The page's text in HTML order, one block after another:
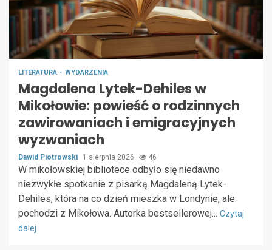
LITERATURA WYDARZENIA
Magdalena Lytek-Dehiles w
Mikołowie: powieść o rodzinnych
zawirowaniach i emigracyjnych
wyzwaniach
Dawid Piotrowski 1 sierpnia 2026 46
W mikołowskiej bibliotece odbyło się niedawno
niezwykłe spotkanie z pisarką Magdaleną Lytek-
Dehiles, która na co dzień mieszka w Londynie, ale
pochodzi z Mikołowa. Autorka bestsellerowej... Czytaj
dalej